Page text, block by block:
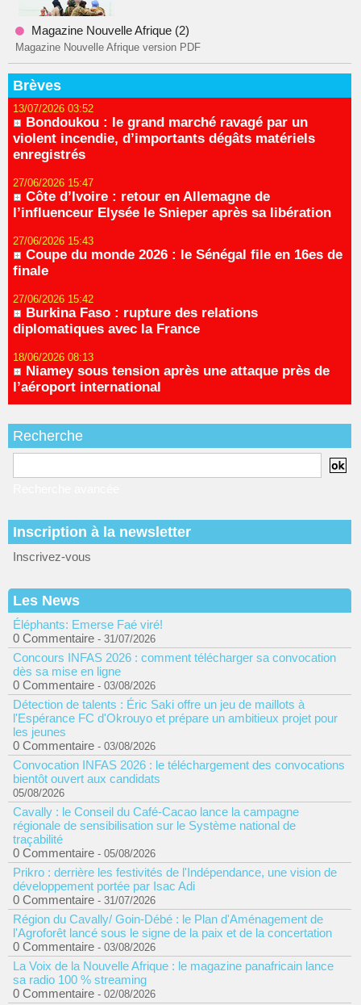
Magazine Nouvelle Afrique (2)
Magazine Nouvelle Afrique version PDF
Brèves
13/07/2026 03:52
Bondoukou : le grand marché ravagé par un
violent incendie, d’importants dégâts matériels
enregistrés
27/06/2026 15:47
Côte d’Ivoire : retour en Allemagne de
l’influenceur Elysée le Snieper après sa libération
27/06/2026 15:43
Coupe du monde 2026 : le Sénégal file en 16es de
finale
27/06/2026 15:42
Burkina Faso : rupture des relations
diplomatiques avec la France
18/06/2026 08:13
Niamey sous tension après une attaque près de
l’aéroport international
Recherche
Inscription à la newsletter
Inscrivez-vous
Les News
Éléphants: Emerse Faé viré!
0 Commentaire - 31/07/2026
Concours INFAS 2026 : comment télécharger sa convocation
dès sa mise en ligne
0 Commentaire - 03/08/2026
Détection de talents : Éric Saki offre un jeu de maillots à
l'Espérance FC d'Okrouyo et prépare un ambitieux projet pour
les jeunes
0 Commentaire - 03/08/2026
Convocation INFAS 2026 : le téléchargement des convocations
bientôt ouvert aux candidats
05/08/2026
Cavally : le Conseil du Café-Cacao lance la campagne
régionale de sensibilisation sur le Système national de
traçabilité
0 Commentaire - 05/08/2026
Prikro : derrière les festivités de l'Indépendance, une vision de
développement portée par Isac Adi
0 Commentaire - 31/07/2026
Région du Cavally/ Goin-Débé : le Plan d'Aménagement de
l'Agroforêt lancé sous le signe de la paix et de la concertation
0 Commentaire - 03/08/2026
La Voix de la Nouvelle Afrique : le magazine panafricain lance
sa radio 100 % streaming
0 Commentaire - 02/08/2026